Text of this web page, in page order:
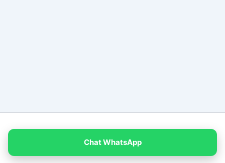
Chat WhatsApp